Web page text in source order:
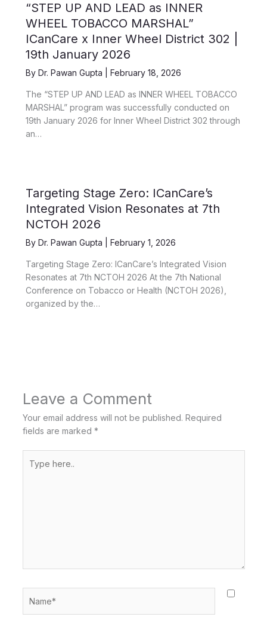
“STEP UP AND LEAD as INNER
WHEEL TOBACCO MARSHAL”
ICanCare x Inner Wheel District 302 |
19th January 2026
By Dr. Pawan Gupta February 18, 2026
The “STEP UP AND LEAD as INNER WHEEL TOBACCO
MARSHAL” program was successfully conducted on
19th January 2026 for Inner Wheel District 302 through
an…
Targeting Stage Zero: ICanCare’s
Integrated Vision Resonates at 7th
NCTOH 2026
By Dr. Pawan Gupta February 1, 2026
Targeting Stage Zero: ICanCare’s Integrated Vision
Resonates at 7th NCTOH 2026 At the 7th National
Conference on Tobacco or Health (NCTOH 2026),
organized by the…
Leave a Comment
Your email address will not be published. Required
fields are marked *
here..